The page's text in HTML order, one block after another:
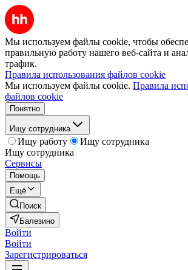
Мы используем файлы cookie, чтобы
правильную работу нашего веб-сайта и
трафик.
Правила использования файлов cookie
Мы используем файлы cookie. Правила
файлов cookie
Понятно
Ищу сотрудника
Ищу работу
Ищу сотрудника
Ищу сотрудника
Сервисы
Помощь
Ещё
Поиск
Балезино
Войти
Войти
Зарегистрироваться